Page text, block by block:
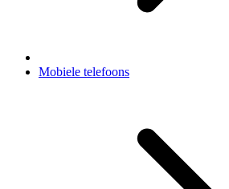
Mobiele telefoons